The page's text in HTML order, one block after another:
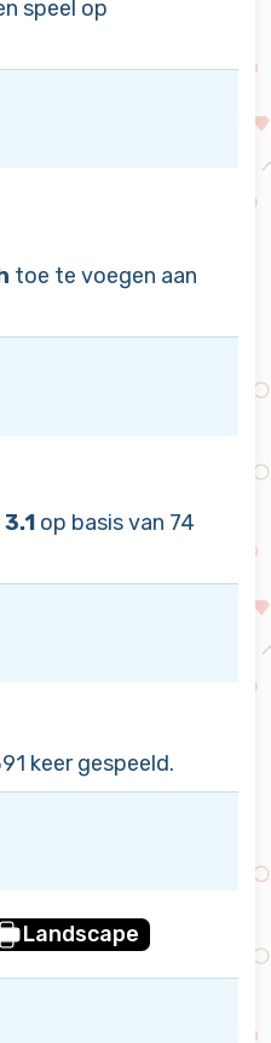
speel op
toe te voegen aan
3.1 op basis van 74
keer gespeeld.
Landscape